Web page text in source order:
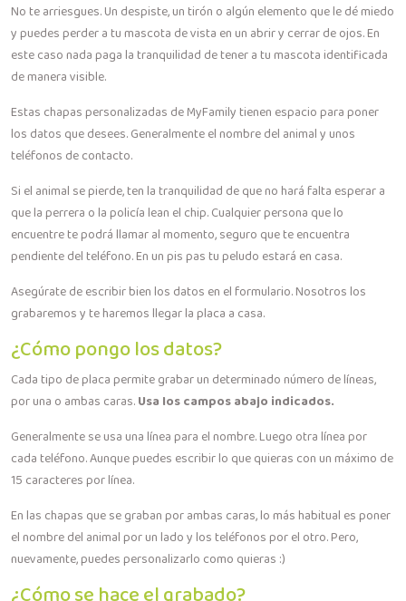
No te arriesgues. Un despiste, un tirón o algún elemento que le dé miedo
y puedes perder a tu mascota de vista en un abrir y cerrar de ojos. En
este caso nada paga la tranquilidad de tener a tu mascota identificada
de manera visible.
Estas chapas personalizadas de MyFamily tienen espacio para poner
los datos que desees. Generalmente el nombre del animal y unos
teléfonos de contacto.
Si el animal se pierde, ten la tranquilidad de que no hará falta esperar a
que la perrera o la policía lean el chip. Cualquier persona que lo
encuentre te podrá llamar al momento, seguro que te encuentra
pendiente del teléfono. En un pis pas tu peludo estará en casa.
Asegúrate de escribir bien los datos en el formulario. Nosotros los
grabaremos y te haremos llegar la placa a casa.
¿Cómo pongo los datos?
Cada tipo de placa permite grabar un determinado número de líneas,
por una o ambas caras.Usa los campos abajo indicados.
Generalmente se usa una línea para el nombre. Luego otra línea por
cada teléfono. Aunque puedes escribir lo que quieras con un máximo de
15 caracteres por línea.
En las chapas que se graban por ambas caras, lo más habitual es poner
el nombre del animal por un lado y los teléfonos por el otro. Pero,
nuevamente, puedes personalizarlo como quieras :)